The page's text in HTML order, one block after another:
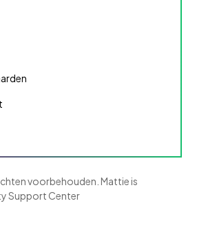
voorbehouden. Mattie is
Support Center